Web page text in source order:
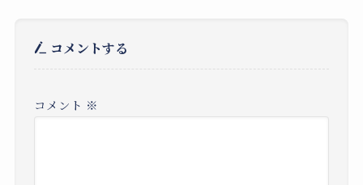
コメントする
コメント ※